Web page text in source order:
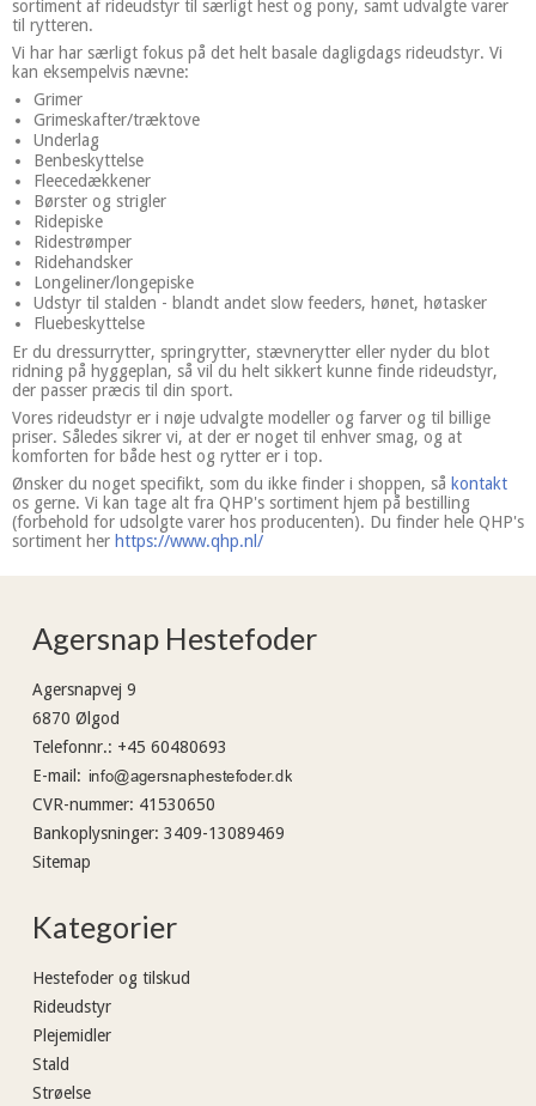
sortiment af rideudstyr til særligt hest og pony, samt udvalgte varer
til rytteren.
Vi har har særligt fokus på det helt basale dagligdags rideudstyr. Vi
kan eksempelvis nævne:
Grimer
Grimeskafter/træktove
Underlag
Benbeskyttelse
Fleecedækkener
Børster og strigler
Ridepiske
Ridestrømper
Ridehandsker
Longeliner/longepiske
Udstyr til stalden - blandt andet slow feeders, hønet, høtasker
Fluebeskyttelse
Er du dressurrytter, springrytter, stævnerytter eller nyder du blot
ridning på hyggeplan, så vil du helt sikkert kunne finde rideudstyr,
der passer præcis til din sport.
Vores rideudstyr er i nøje udvalgte modeller og farver og til billige
priser. Således sikrer vi, at der er noget til enhver smag, og at
komforten for både hest og rytter er i top.
Ønsker du noget specifikt, som du ikke finder i shoppen, så kontakt
os gerne. Vi kan tage alt fra QHP's sortiment hjem på bestilling
(forbehold for udsolgte varer hos producenten). Du finder hele QHP's
sortiment her https://www.qhp.nl/
Agersnap Hestefoder
Agersnapvej 9
6870 Ølgod
Telefonnr.: +45 60480693
E-mail :
CVR-nummer: 41530650
Bankoplysninger: 3409-13089469
Sitemap
Kategorier
Hestefoder og tilskud
Rideudstyr
Plejemidler
Stald
Strøelse